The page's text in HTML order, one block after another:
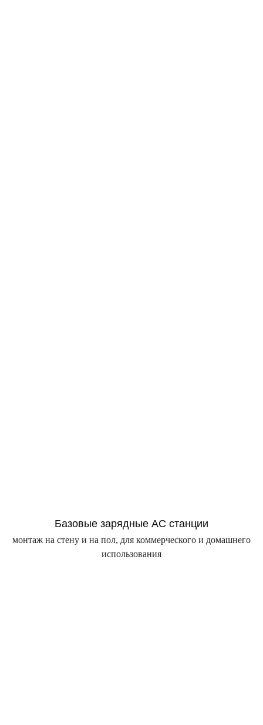
Базовые зарядные АС станции
монтаж на стену и на пол, для коммерческого и домашнего
использования